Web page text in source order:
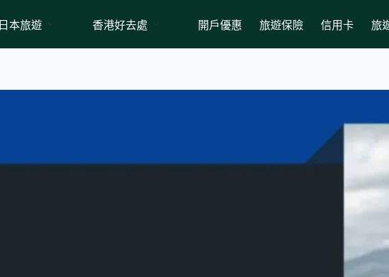
日本旅遊 香港好去處 開戶優惠 旅遊保險 信用卡 旅